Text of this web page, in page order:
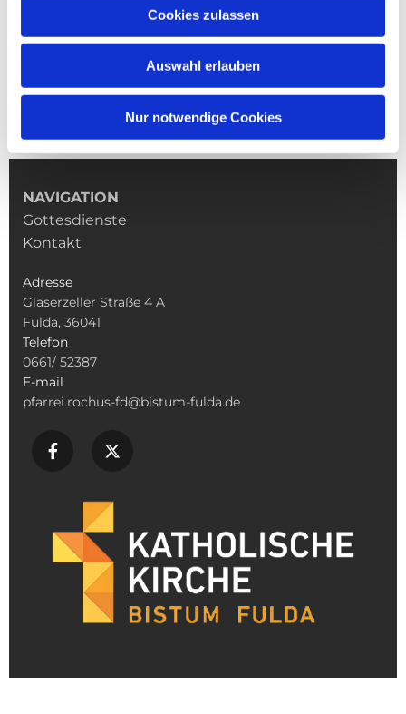
Cookies zulassen
Auswahl erlauben
Nur notwendige Cookies
NAVIGATION
Gottesdienste
Kontakt
Adresse
Gläserzeller Straße 4 A
Fulda, 36041
Telefon
0661/ 52387
E-mail
pfarrei.rochus-fd@bistum-fulda.de